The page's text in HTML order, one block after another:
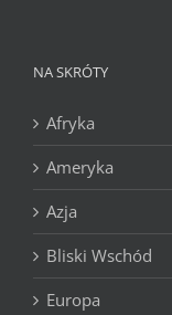
NA SKRÓTY
Afryka
Ameryka
Azja
Bliski Wschód
Europa